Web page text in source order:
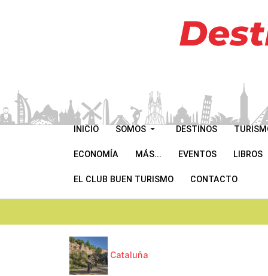
INICIO SOMOS DESTINOS
ECONOMÍA MÁS... EVENTOS LIBROS
EL CLUB BUEN TURISMO CONTACTO
Cataluña